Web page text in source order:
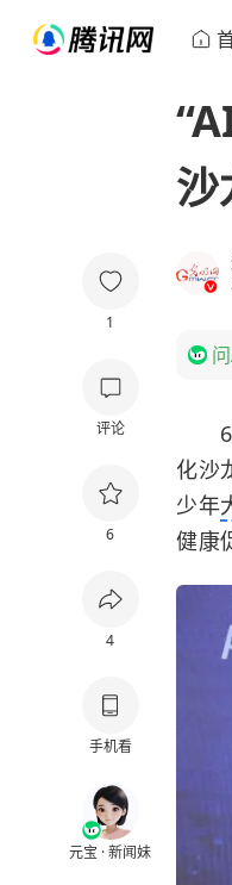
1
评论
6
4
手机看
元宝 · 新闻妹
沙
6月
化沙
少年
健康